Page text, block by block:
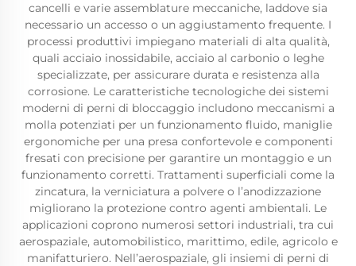
cancelli e varie assemblature meccaniche, laddove sia
necessario un accesso o un aggiustamento frequente. I
processi produttivi impiegano materiali di alta qualità,
quali acciaio inossidabile, acciaio al carbonio o leghe
specializzate, per assicurare durata e resistenza alla
corrosione. Le caratteristiche tecnologiche dei sistemi
moderni di perni di bloccaggio includono meccanismi a
molla potenziati per un funzionamento fluido, maniglie
ergonomiche per una presa confortevole e componenti
fresati con precisione per garantire un montaggio e un
funzionamento corretti. Trattamenti superficiali come la
zincatura, la verniciatura a polvere o l’anodizzazione
migliorano la protezione contro agenti ambientali. Le
applicazioni coprono numerosi settori industriali, tra cui
aerospaziale, automobilistico, marittimo, edile, agricolo e
manifatturiero. Nell’aerospaziale, gli insiemi di perni di